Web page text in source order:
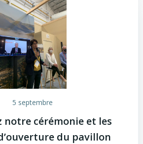
5 septembre
notre cérémonie et les
du pavillon